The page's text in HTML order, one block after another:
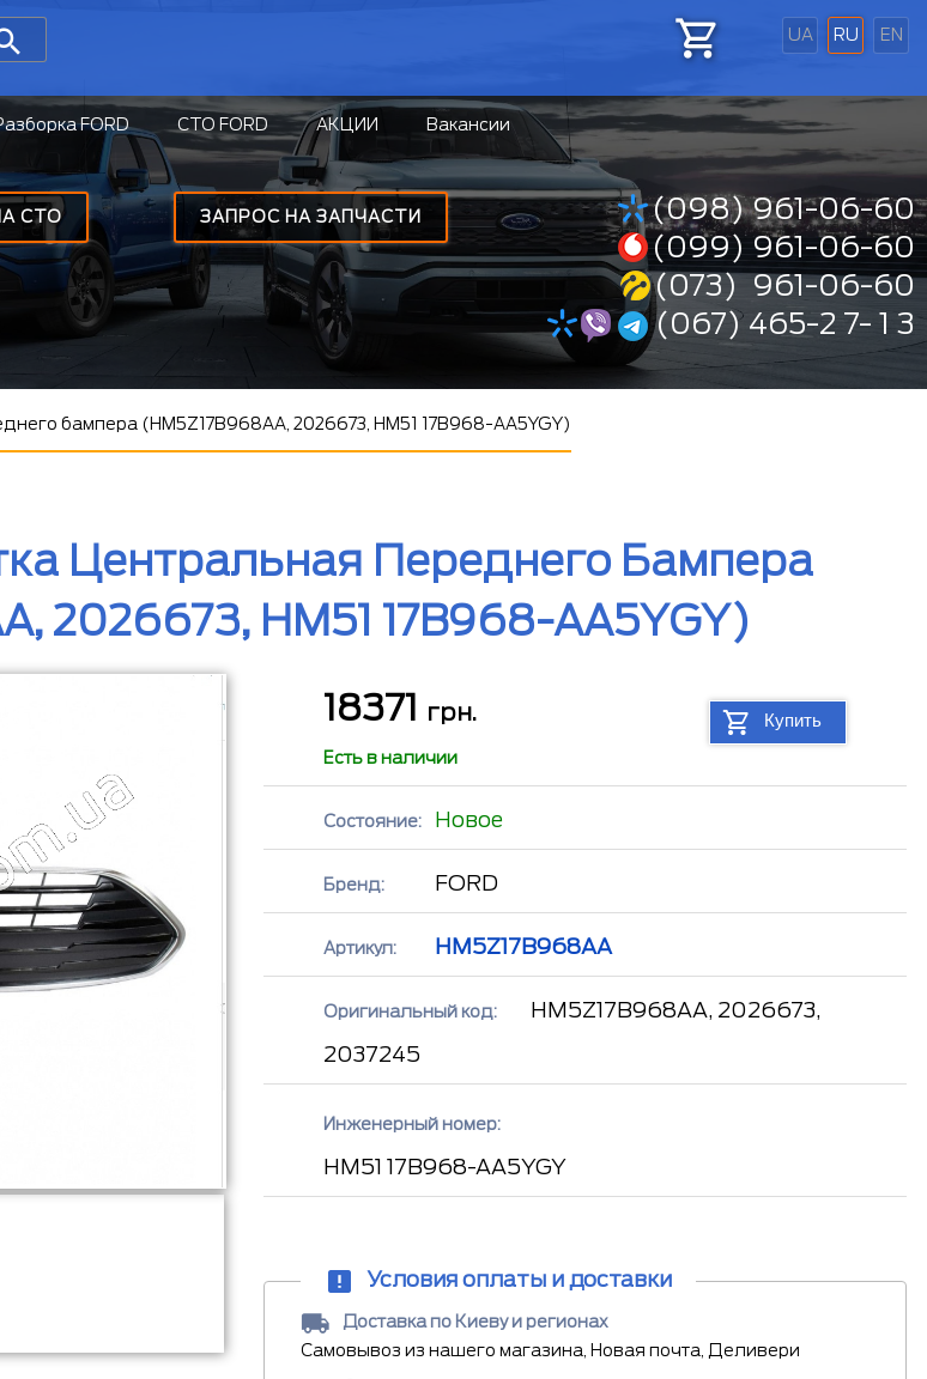
UA RU EN
ЗАПРОС НА ЗАПЧАСТИ
СТО
FORD СТО FORD АКЦИИ Вакансии
(098) 961-06-60
(099) 961-06-60
(073) 961-06-60
(067) 465-2 7- 1 3
бампера (HM5Z17B968AA, 2026673, HM51 17B968-AA5YGY)
Центральная Переднего Бампера
2026673, HM51 17B968-AA5YGY)
18371 грн. Купить
Есть в наличии
Состояние: Новое
Бренд: FORD
Артикул: HM5Z17B968AA
Оригинальный код:
HM5Z17B968AA, 2026673,
2037245
Инженерный номер:
HM51 17B968-AA5YGY
Условия оплаты и доставки
Доставка по Киеву и регионах
Самовывоз из нашего магазина, Новая почта, Деливери